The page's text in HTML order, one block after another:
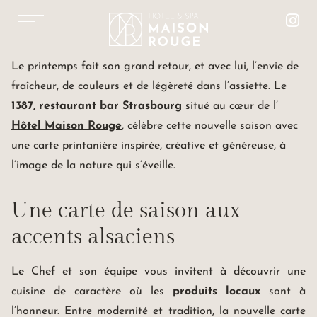
CHAMBRES & SUITES
RESTAURANT « LE 1387 »
LES SALONS MISTINGUETT
LE SPA MAISON ROUGE
SOINS ET MASSAGES
ESPACE FITNESS
EN
SAVEURS
ENSOLEILLÉES
& PLAISIRS PARTAGÉS
Le printemps fait son grand retour, et avec lui, l’envie de
fraîcheur, de couleurs et de légèreté dans l’assiette. Le
1387, restaurant bar Strasbourg situé au cœur de l’
Hôtel Maison Rouge, célèbre cette nouvelle saison avec
une carte printanière inspirée, créative et généreuse, à
l’image de la nature qui s’éveille.
Une carte de saison aux
accents alsaciens
Le Chef et son équipe vous invitent à découvrir une
cuisine de caractère où les produits locaux sont à
l’honneur. Entre modernité et tradition, la nouvelle carte